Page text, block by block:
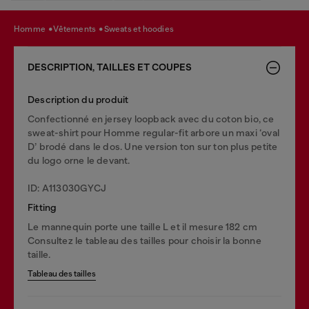
homme vêtements sweats et hoodies
DESCRIPTION, TAILLES ET COUPES
Description du produit
Confectionné en jersey loopback avec du coton bio, ce
sweat-shirt pour Homme regular-fit arbore un maxi ‘oval
D’ brodé dans le dos. Une version ton sur ton plus petite
du logo orne le devant.
ID: A113030GYCJ
Fitting
Le mannequin porte une taille L et il mesure 182 cm
Consultez le tableau des tailles pour choisir la bonne
taille.
Tableau des tailles